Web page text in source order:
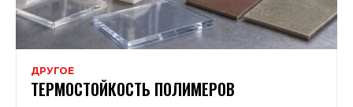
ДРУГОЕ
ТЕРМОСТОЙКОСТЬ ПОЛИМЕРОВ